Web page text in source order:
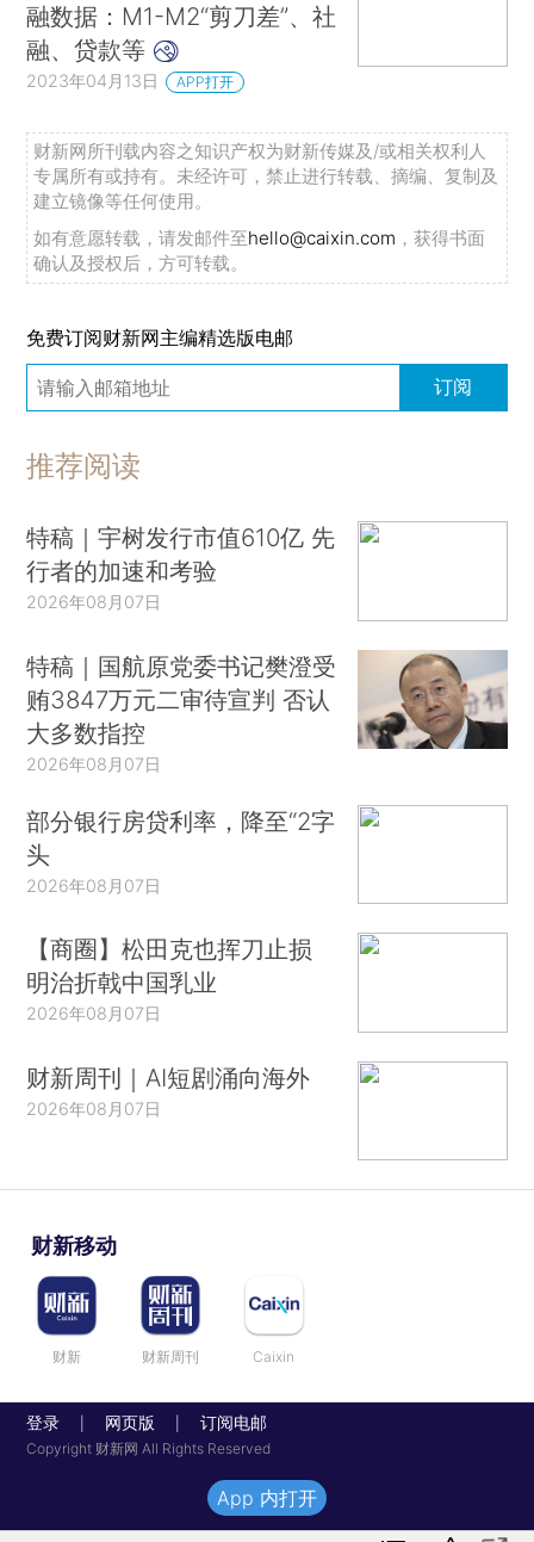
融数据：M1-M2“剪刀差”、社
融、贷款等
2023年04月13日 APP打开
财新网所刊载内容之知识产权为财新传媒及/或相关权利人
专属所有或持有。未经许可，禁止进行转载、摘编、复制及
建立镜像等任何使用。
如有意愿转载，请发邮件至hello@caixin.com ，获得书面
确认及授权后，方可转载。
免费订阅财新网主编精选版电邮
订阅
推荐阅读
特稿｜宇树发行市值610亿 先
行者的加速和考验
2026年08月07日
特稿｜国航原党委书记樊澄受
贿3847万元二审待宣判 否认
大多数指控
2026年08月07日
部分银行房贷利率，降至“2字
头
2026年08月07日
【商圈】松田克也挥刀止损
明治折戟中国乳业
2026年08月07日
财新周刊｜AI短剧涌向海外
2026年08月07日
财新移动
财新 财新周刊 Caixin
登录 网页版 订阅电邮
Copyright 财新网 All Rights Reserved
App 内打开